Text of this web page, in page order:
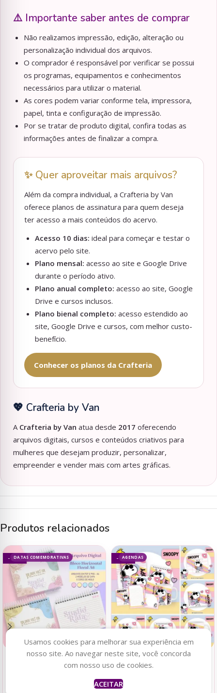
⚠️ Importante saber antes de comprar
Não realizamos impressão, edição, alteração ou
personalização individual dos arquivos.
O comprador é responsável por verificar se possui
os programas, equipamentos e conhecimentos
necessários para utilizar o material.
As cores podem variar conforme tela, impressora,
papel, tinta e configuração de impressão.
Por se tratar de produto digital, confira todas as
informações antes de finalizar a compra.
✨ Quer aproveitar mais arquivos?
Além da compra individual, a Crafteria by Van
oferece planos de assinatura para quem deseja
ter acesso a mais conteúdos do acervo.
Acesso 10 dias: ideal para começar e testar o
acervo pelo site.
Plano mensal: acesso ao site e Google Drive
durante o período ativo.
Plano anual completo: acesso ao site, Google
Drive e cursos inclusos.
Plano bienal completo: acesso estendido ao
site, Google Drive e cursos, com melhor custo-
benefício.
Conhecer os planos da Crafteria
💖 Crafteria by Van
A Crafteria by Van atua desde 2017 oferecendo
arquivos digitais, cursos e conteúdos criativos para
mulheres que desejam produzir, personalizar,
empreender e vender mais com artes gráficas.
Produtos relacionados
DATAS COMEMORATIVAS
- 87%
Adicionar ao carrinho
Bloco Floral – Dia da Mulher
AGENDAS
- 93%
Adicionar ao carrinho
Pack Capas e Miolos 1.0
Usamos cookies para melhorar sua experiência em
nosso site. Ao navegar neste site, você concorda
com nosso uso de cookies.
ACEITAR